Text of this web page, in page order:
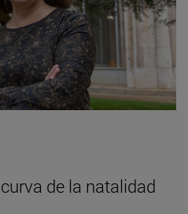
de la natalidad